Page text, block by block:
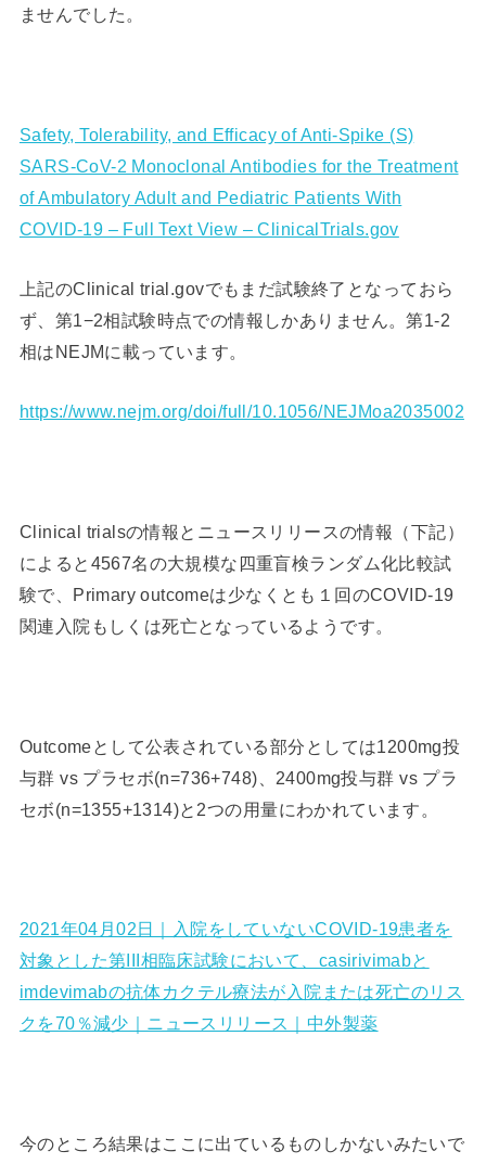
ませんでした。
Safety, Tolerability, and Efficacy of Anti-Spike (S)
SARS-CoV-2 Monoclonal Antibodies for the Treatment
of Ambulatory Adult and Pediatric Patients With
COVID-19 – Full Text View – ClinicalTrials.gov
上記のClinical trial.govでもまだ試験終了となっておら
ず、第1−2相試験時点での情報しかありません。第1-2
相はNEJMに載っています。
https://www.nejm.org/doi/full/10.1056/NEJMoa2035002
Clinical trialsの情報とニュースリリースの情報（下記）
によると4567名の大規模な四重盲検ランダム化比較試
験で、Primary outcomeは少なくとも１回のCOVID-19
関連入院もしくは死亡となっているようです。
Outcomeとして公表されている部分としては1200mg投
与群 vs プラセボ(n=736+748)、2400mg投与群 vs プラ
セボ(n=1355+1314)と2つの用量にわかれています。
2021年04月02日｜入院をしていないCOVID-19患者を
対象とした第III相臨床試験において、casirivimabと
imdevimabの抗体カクテル療法が入院または死亡のリス
クを70％減少｜ニュースリリース｜中外製薬
今のところ結果はここに出ているものしかないみたいで